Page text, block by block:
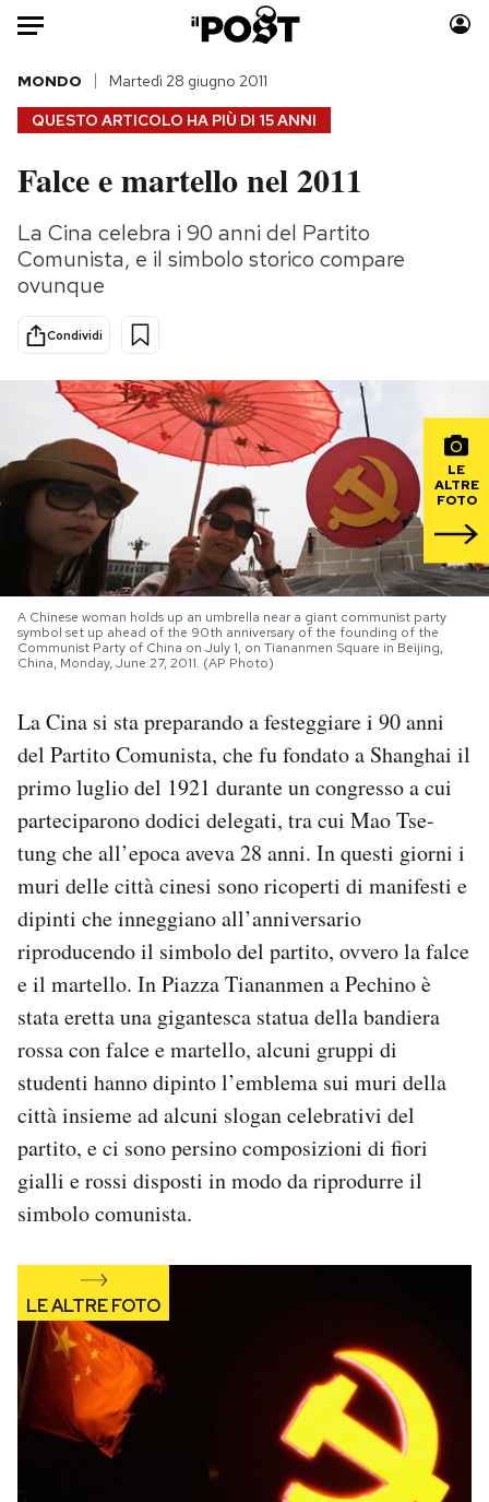
Auto
HOME
Italia
Politica
Scienza
Economia
Sport
Moda
Consumismi
Altrecose
Mondiali calcio 2026
PODCAST
I MIEI PREFERITI
SHOP
CALENDARIO
AREA PERSONALE
Notifiche mobile
Regala il Post
Hai bisogno di aiuto?
Esci
QUESTO ARTICOLO HA PIÙ DI 15 ANNI
MONDO Martedì 28 giugno 2011
Falce e martello nel 2011
La Cina celebra i 90 anni del Partito
Comunista, e il simbolo storico compare
ovunque
Condividi
LE
ALTRE
FOTO
A Chinese woman holds up an umbrella near a giant communist party
symbol set up ahead of the 90th anniversary of the founding of the
Communist Party of China on July 1, on Tiananmen Square in Beijing,
China, Monday, June 27, 2011. (AP Photo)
La Cina si sta preparando a festeggiare i 90 anni
del Partito Comunista, che fu fondato a Shanghai il
primo luglio del 1921 durante un congresso a cui
parteciparono dodici delegati, tra cui Mao Tse-
tung che all’epoca aveva 28 anni. In questi giorni i
muri delle città cinesi sono ricoperti di manifesti e
dipinti che inneggiano all’anniversario
riproducendo il simbolo del partito, ovvero la falce
e il martello. In Piazza Tiananmen a Pechino è
stata eretta una gigantesca statua della bandiera
rossa con falce e martello, alcuni gruppi di
studenti hanno dipinto l’emblema sui muri della
città insieme ad alcuni slogan celebrativi del
partito, e ci sono persino composizioni di fiori
gialli e rossi disposti in modo da riprodurre il
simbolo comunista.